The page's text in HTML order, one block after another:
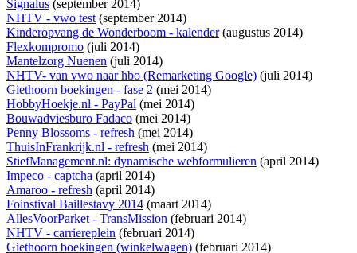
Signalus (september 2014)
NHTV - vwo test(september 2014)
Kinderopvang de Wonderboom - kalender(augustus 2014)
Flexkompromo (juli 2014)
Mantelzorg Nuenen (juli 2014)
NHTV- van vwo naar hbo (Remarketing Google) (juli 2014)
Giethoorn boekingen - fase 2 (mei 2014)
HobbyHoekje.nl - PayPal (mei 2014)
Bouwadviesburo Fadaco (mei 2014)
Penny Blossoms - refresh (mei 2014)
ThuisInFrankrijk.nl - refresh (mei 2014)
StiefManagement.nl: dynamische webformulieren (april 2014)
Impeco - captcha (april 2014)
Amaroo - refresh (april 2014)
Foinstival Baillestavy 2014 (maart 2014)
AllesVoorParket - TransMission (februari 2014)
NHTV - carriereplein (februari 2014)
Giethoorn boekingen (winkelwagen) (februari 2014)